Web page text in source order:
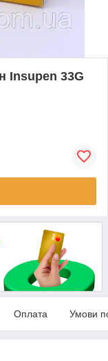
Insupen 33G
Оплата Умови